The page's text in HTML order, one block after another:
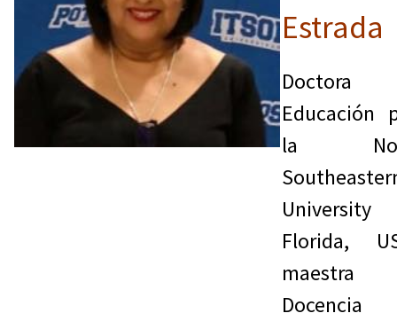
Estrada
Doctora
Educación
la
University
Florida,
maestra
Docencia